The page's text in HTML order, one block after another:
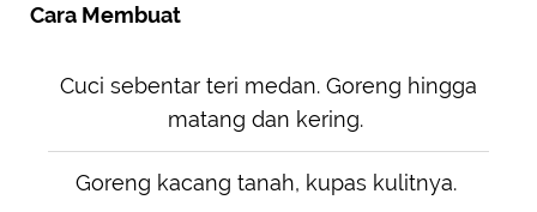
Cara Membuat
Cuci sebentar teri medan. Goreng hingga
matang dan kering.
Goreng kacang tanah, kupas kulitnya.